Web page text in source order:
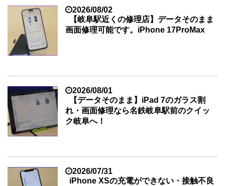
2026/08/02
【岐阜駅近くの修理店】データそのまま
画面修理可能です。iPhone 17ProMax
2026/08/01
【データそのまま】iPad 7のガラス割
れ・画面修理なら名鉄岐阜駅前のクイッ
ク岐阜へ！
2026/07/31
iPhone XSの充電ができない・接触不良